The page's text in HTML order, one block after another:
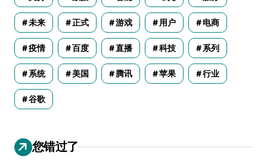
未来 正式 游戏 用户 电商
疫情 百度 直播 科技 系列
系统 美国 腾讯 苹果 行业
谷歌
您错过了